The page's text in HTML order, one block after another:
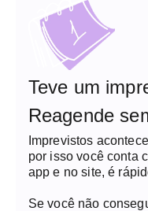
Teve um
Reagende
Imprevistos
por isso você conta
app e no site, é
Se você não